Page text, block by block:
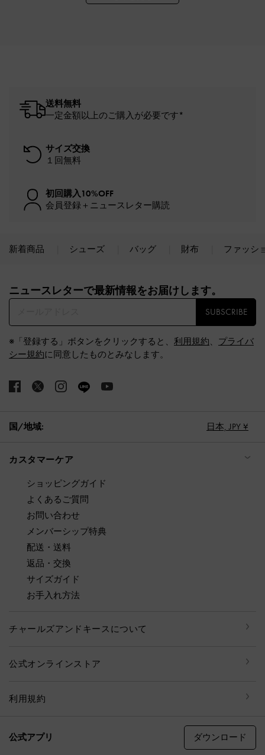
送料無料
一定金額以上のご購入が必要です*
サイズ交換
１回無料
初回購入10%OFF
会員登録＋ニュースレター購読
新着商品 シューズ バッグ 財布 ファッシ
ニュースレターで最新情報をお届けします。​
SUBSCRIBE
※「登録する」ボタンをクリックすると、 利用規約、 プライバ
シー規約に同意したものとみなします。
国/地域: 日本, JPY ¥
カスタマーケア
ショッピングガイド
よくあるご質問
お問い合わせ
メンバーシップ特典
配送・送料
返品・交換
サイズガイド
お手入れ方法
チャールズアンドキースについて
公式オンラインストア
利用規約
公式アプリ ダウンロード